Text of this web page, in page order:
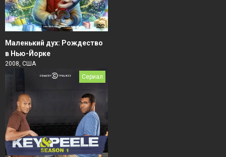
Маленький дух: Рождество
в Нью-Йорке
2008, США
Сериал